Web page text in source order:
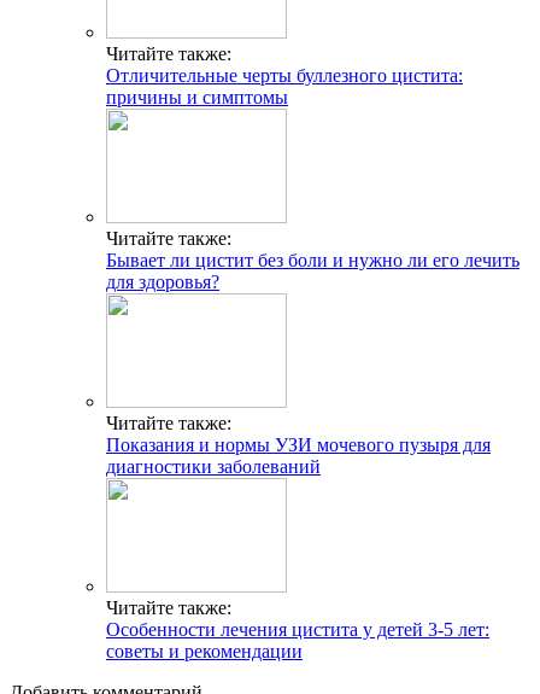
Читайте также:
Отличительные черты буллезного цистита:
причины и симптомы
Читайте также:
Бывает ли цистит без боли и нужно ли его лечить
для здоровья?
Читайте также:
Показания и нормы УЗИ мочевого пузыря для
диагностики заболеваний
Читайте также:
Особенности лечения цистита у детей 3-5 лет:
советы и рекомендации